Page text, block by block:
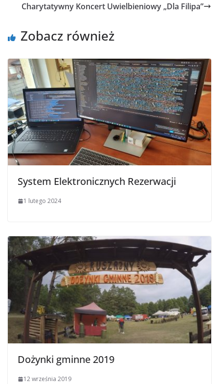
Charytatywny Koncert Uwielbieniowy „Dla Filipa”
Zobacz również
System Elektronicznych Rezerwacji
1 lutego 2024
Dożynki gminne 2019
12 września 2019